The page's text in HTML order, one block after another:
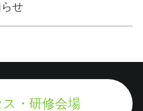
せ
・研修会場